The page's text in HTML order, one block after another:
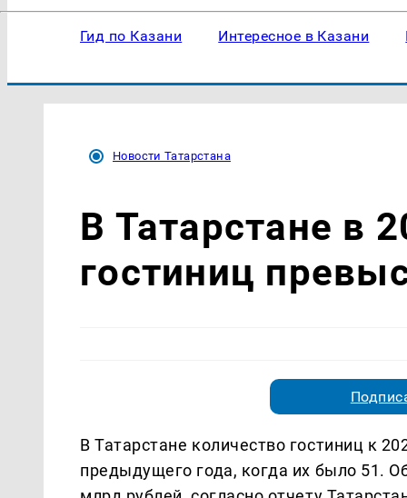
Гид по Казани Интересное в Казани
Новости Татарстана
В Татарстане в
гостиниц
В Татарстане количество гостиниц к
предыдущего года, когда их было 51.